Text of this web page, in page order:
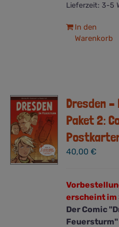
Lieferzeit: 3-5
In den
Warenkorb
Dresden
Paket 2:
40,00€
erscheint im
Der Comic